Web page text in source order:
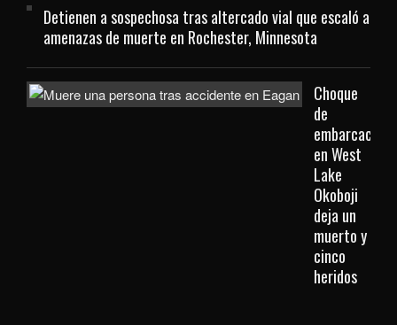
Detienen a sospechosa tras altercado vial que escaló a
amenazas de muerte en Rochester, Minnesota
Choque
de
en West
Lake
Okoboji
deja un
muerto y
cinco
heridos